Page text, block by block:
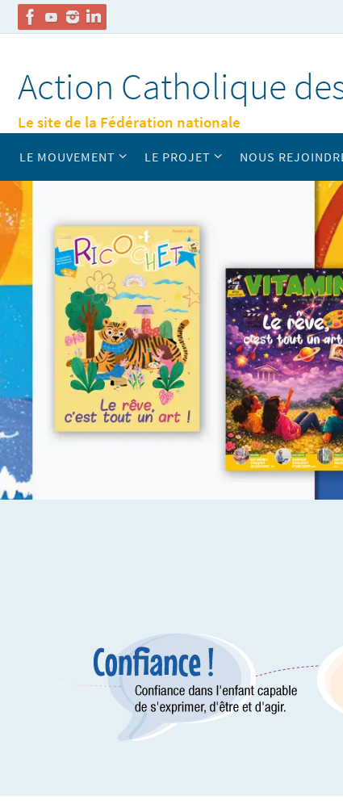
contenu
Action Catholique
Le site de la Fédération nationale
contenu
LE MOUVEMENT LE PROJET NOUS